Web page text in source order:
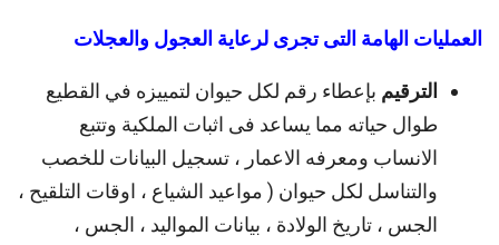
العمليات الهامة التى تجرى لرعاية العجول والعجلات
الترقيم بإعطاء رقم لكل حيوان لتمييزه في القطيع
طوال حياته مما يساعد فى اثبات الملكية وتتبع
الانساب ومعرفه الاعمار ، تسجيل البيانات للخصب
والتناسل لكل حيوان ( مواعيد الشياع ، اوقات التلقيح ،
الجس ، تاريخ الولادة ، بيانات المواليد ، الجس ،